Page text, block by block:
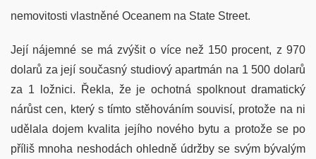
nemovitosti vlastněné Oceanem na State Street.
Její nájemné se má zvýšit o více než 150 procent, z 970
dolarů za její současný studiový apartmán na 1 500 dolarů
za 1 ložnici. Řekla, že je ochotná spolknout dramatický
nárůst cen, který s tímto stěhováním souvisí, protože na ni
udělala dojem kvalita jejího nového bytu a protože se po
příliš mnoha neshodách ohledně údržby se svým bývalým